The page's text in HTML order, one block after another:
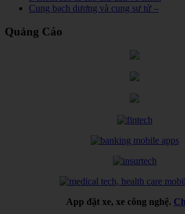
Cung bạch dương và cung sư tử –
Quảng Cáo
App đặt xe, xe công nghệ.